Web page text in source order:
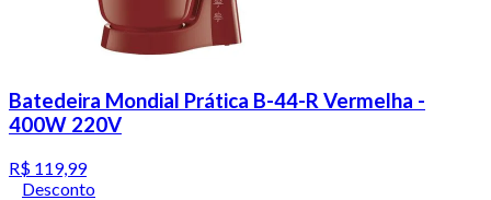
Batedeira Mondial Prática B-44-R Vermelha -
400W 220V
R$ 119,99
Desconto